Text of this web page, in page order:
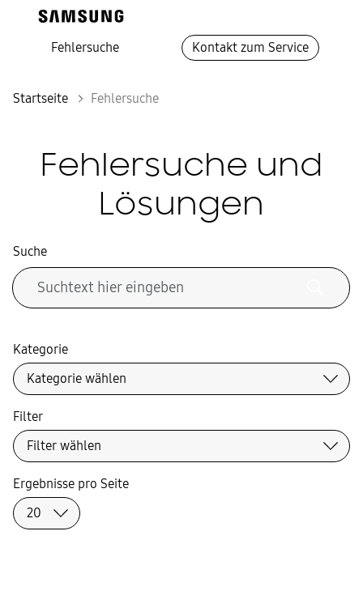
Fehlersuche Kontakt zum Service
Startseite Fehlersuche
Fehlersuche und
Lösungen
Suche
Kategorie
Filter
Ergebnisse pro Seite